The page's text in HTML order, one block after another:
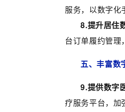
服务，以数字化
8.提升居住
台订单履约管理
五、丰富数
9.提供数字
疗服务平台，加